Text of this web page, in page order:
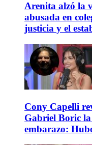
Arenita alzó la
abusada en
justicia y el
Cony Capelli
Gabriel Boric
embarazo: